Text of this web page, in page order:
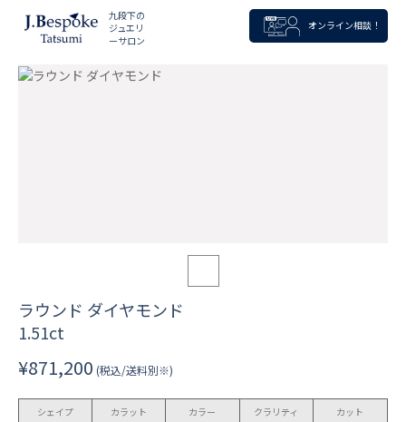
九段下の
ジュエリ
ーサロン
オンライン相談！
ラウンド ダイヤモンド
1.51ct
¥871,200 (税込/送料別※)
シェイプ カラット カラー クラリティ カット